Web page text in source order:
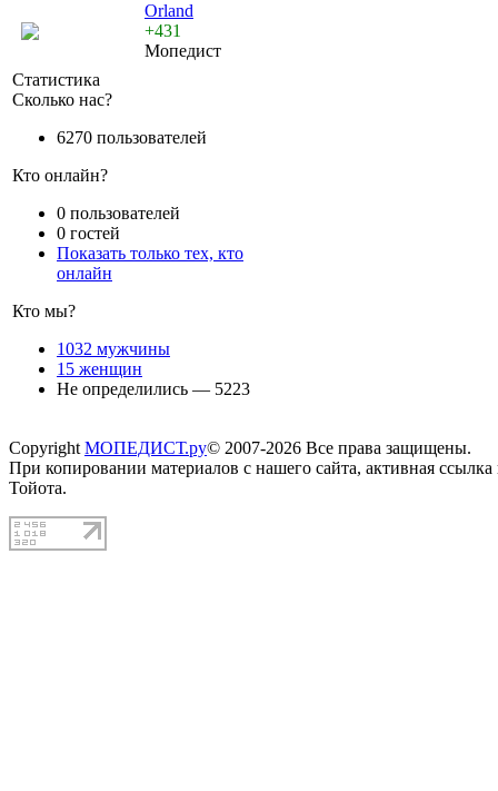
Orland
+431
Мопедист
Статистика
Сколько нас?
6270 пользователей
Кто онлайн?
0 пользователей
0 гостей
Показать только тех, кто
онлайн
Кто мы?
1032 мужчины
15 женщин
Не определились — 5223
Copyright МОПЕДИСТ.ру© 2007-2026 Все права защищены.
При копировании материалов с нашего сайта, активная
Тойота.